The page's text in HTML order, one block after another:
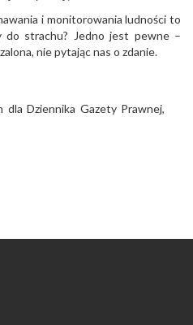
i monitorowania ludności to
do strachu? Jedno jest pewne –
nie pytając nas o zdanie.
dla Dziennika Gazety Prawnej,